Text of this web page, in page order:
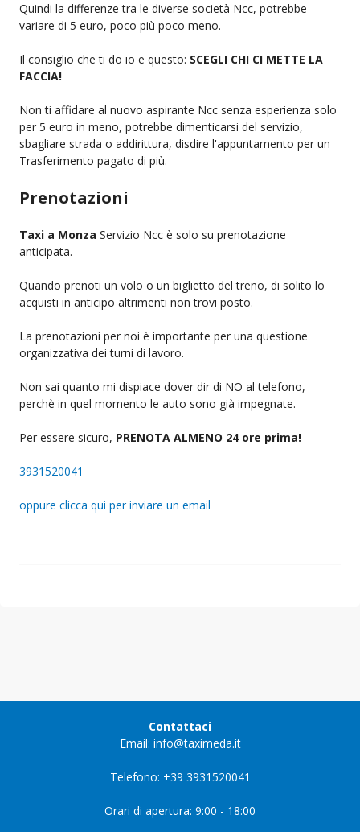
Quindi la differenze tra le diverse società Ncc, potrebbe
variare di 5 euro, poco più poco meno.
Il consiglio che ti do io e questo: SCEGLI CHI CI METTE LA
FACCIA!
Non ti affidare al nuovo aspirante Ncc senza esperienza solo
per 5 euro in meno, potrebbe dimenticarsi del servizio,
sbagliare strada o addirittura, disdire l'appuntamento per un
Trasferimento pagato di più.
Prenotazioni
Taxi a Monza Servizio Ncc è solo su prenotazione
anticipata.
Quando prenoti un volo o un biglietto del treno, di solito lo
acquisti in anticipo altrimenti non trovi posto.
La prenotazioni per noi è importante per una questione
organizzativa dei turni di lavoro.
Non sai quanto mi dispiace dover dir di NO al telefono,
perchè in quel momento le auto sono già impegnate.
Per essere sicuro, PRENOTA ALMENO 24 ore prima!
3931520041
oppure clicca qui per inviare un email
Contattaci
Email: info@taximeda.it
Telefono: +39 3931520041
Orari di apertura: 9:00 - 18:00